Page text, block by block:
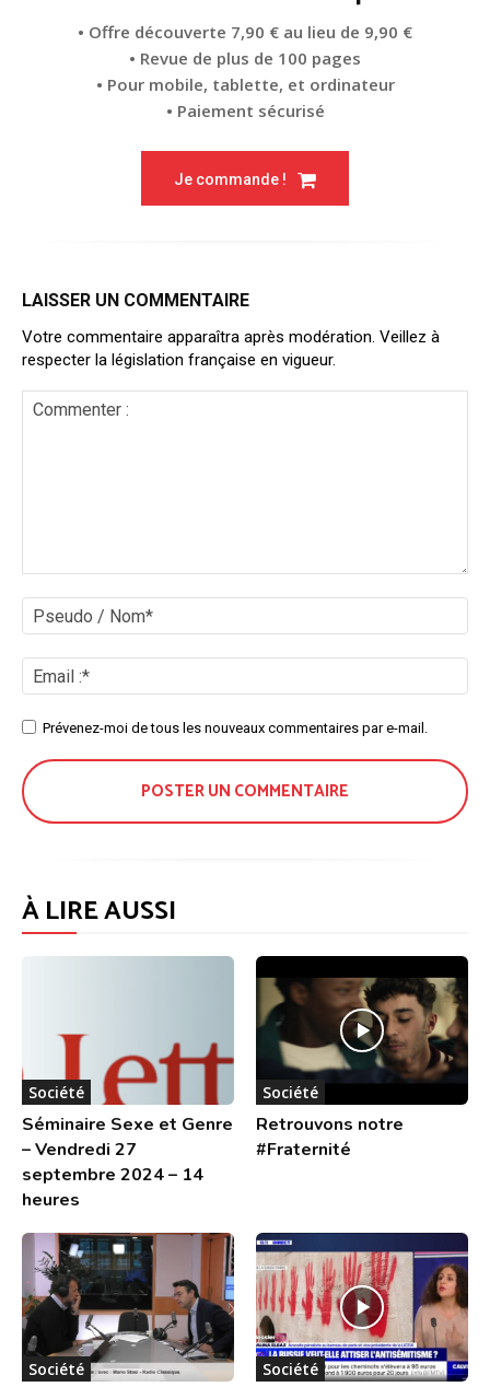
• Offre découverte 7,90 € au lieu de 9,90 €
• Revue de plus de 100 pages
• Pour mobile, tablette, et ordinateur
• Paiement sécurisé
Je commande !
LAISSER UN COMMENTAIRE
Votre commentaire apparaîtra après modération. Veillez à
respecter la législation française en vigueur.
/
:*
SitePrévenez-moi de tous les nouveaux commentaires par e-mail.
À LIRE AUSSI
Société
Séminaire Sexe et Genre
– Vendredi 27
septembre 2024 – 14
heures
Société
Retrouvons notre
#Fraternité
Société Société